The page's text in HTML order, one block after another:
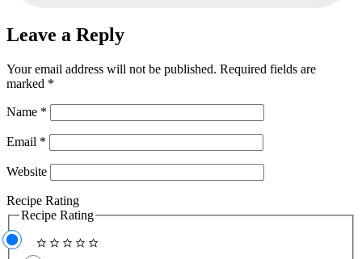
Leave a Reply
Your email address will not be published. Required fields are
marked *
Name *
Email *
Website
Recipe Rating
Recipe Rating